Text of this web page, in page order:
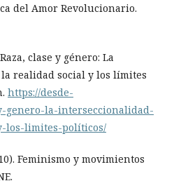
del Amor Revolucionario.
clase y género: La
realidad social y los límites
https://desde-
genero-la-interseccionalidad-
los-limites-políticos/
Feminismo y movimientos